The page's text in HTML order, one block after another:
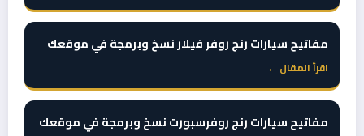
مفاتيح سيارات رنج روفر فيلار نسخ وبرمجة في موقعك
اقرأ المقال ←
مفاتيح سيارات رنج روفرسبورت نسخ وبرمجة في موقعك